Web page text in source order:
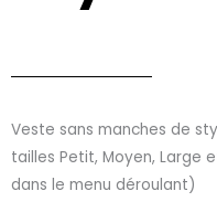
Veste sans manches de
tailles Petit, Moyen, Large
dans le menu déroulant)